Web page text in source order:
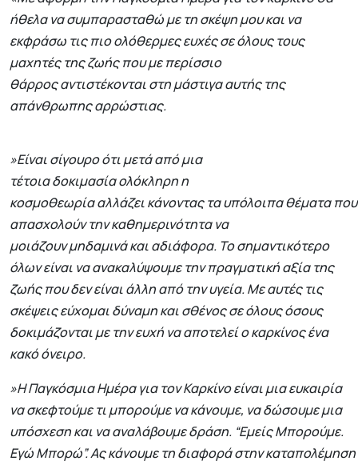
ήθελα να συμπαρασταθώ με τη σκέψη μου και να
εκφράσω τις πιο ολόθερμες ευχές σε όλους τους
μαχητές της ζωής που με περίσσιο
θάρρος αντιστέκονται στη μάστιγα αυτής της
απάνθρωπης αρρώστιας.
»Είναι σίγουρο ότι μετά από μια
τέτοια δοκιμασία ολόκληρη η
κοσμοθεωρία αλλάζει κάνοντας τα υπόλοιπα θέματα που
απασχολούν την καθημερινότητα να
μοιάζουν μηδαμινά και αδιάφορα. Το σημαντικότερο
όλων είναι να ανακαλύψουμε την πραγματική αξία της
ζωής που δεν είναι άλλη από την υγεία. Με αυτές τις
σκέψεις εύχομαι δύναμη και σθένος σε όλους όσους
δοκιμάζονται με την ευχή να αποτελεί ο καρκίνος ένα
κακό όνειρο.
»Η Παγκόσμια Ημέρα για τον Καρκίνο είναι μια ευκαιρία
να σκεφτούμε τι μπορούμε να κάνουμε, να δώσουμε μια
υπόσχεση και να αναλάβουμε δράση. “Εμείς Μπορούμε.
Εγώ Μπορώ”. Ας κάνουμε τη διαφορά στην καταπολέμηση